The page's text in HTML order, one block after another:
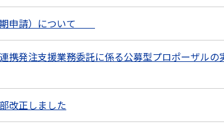
期申請）について
携発注支援業務委託に係る公募型プロポーザルの
改正しました